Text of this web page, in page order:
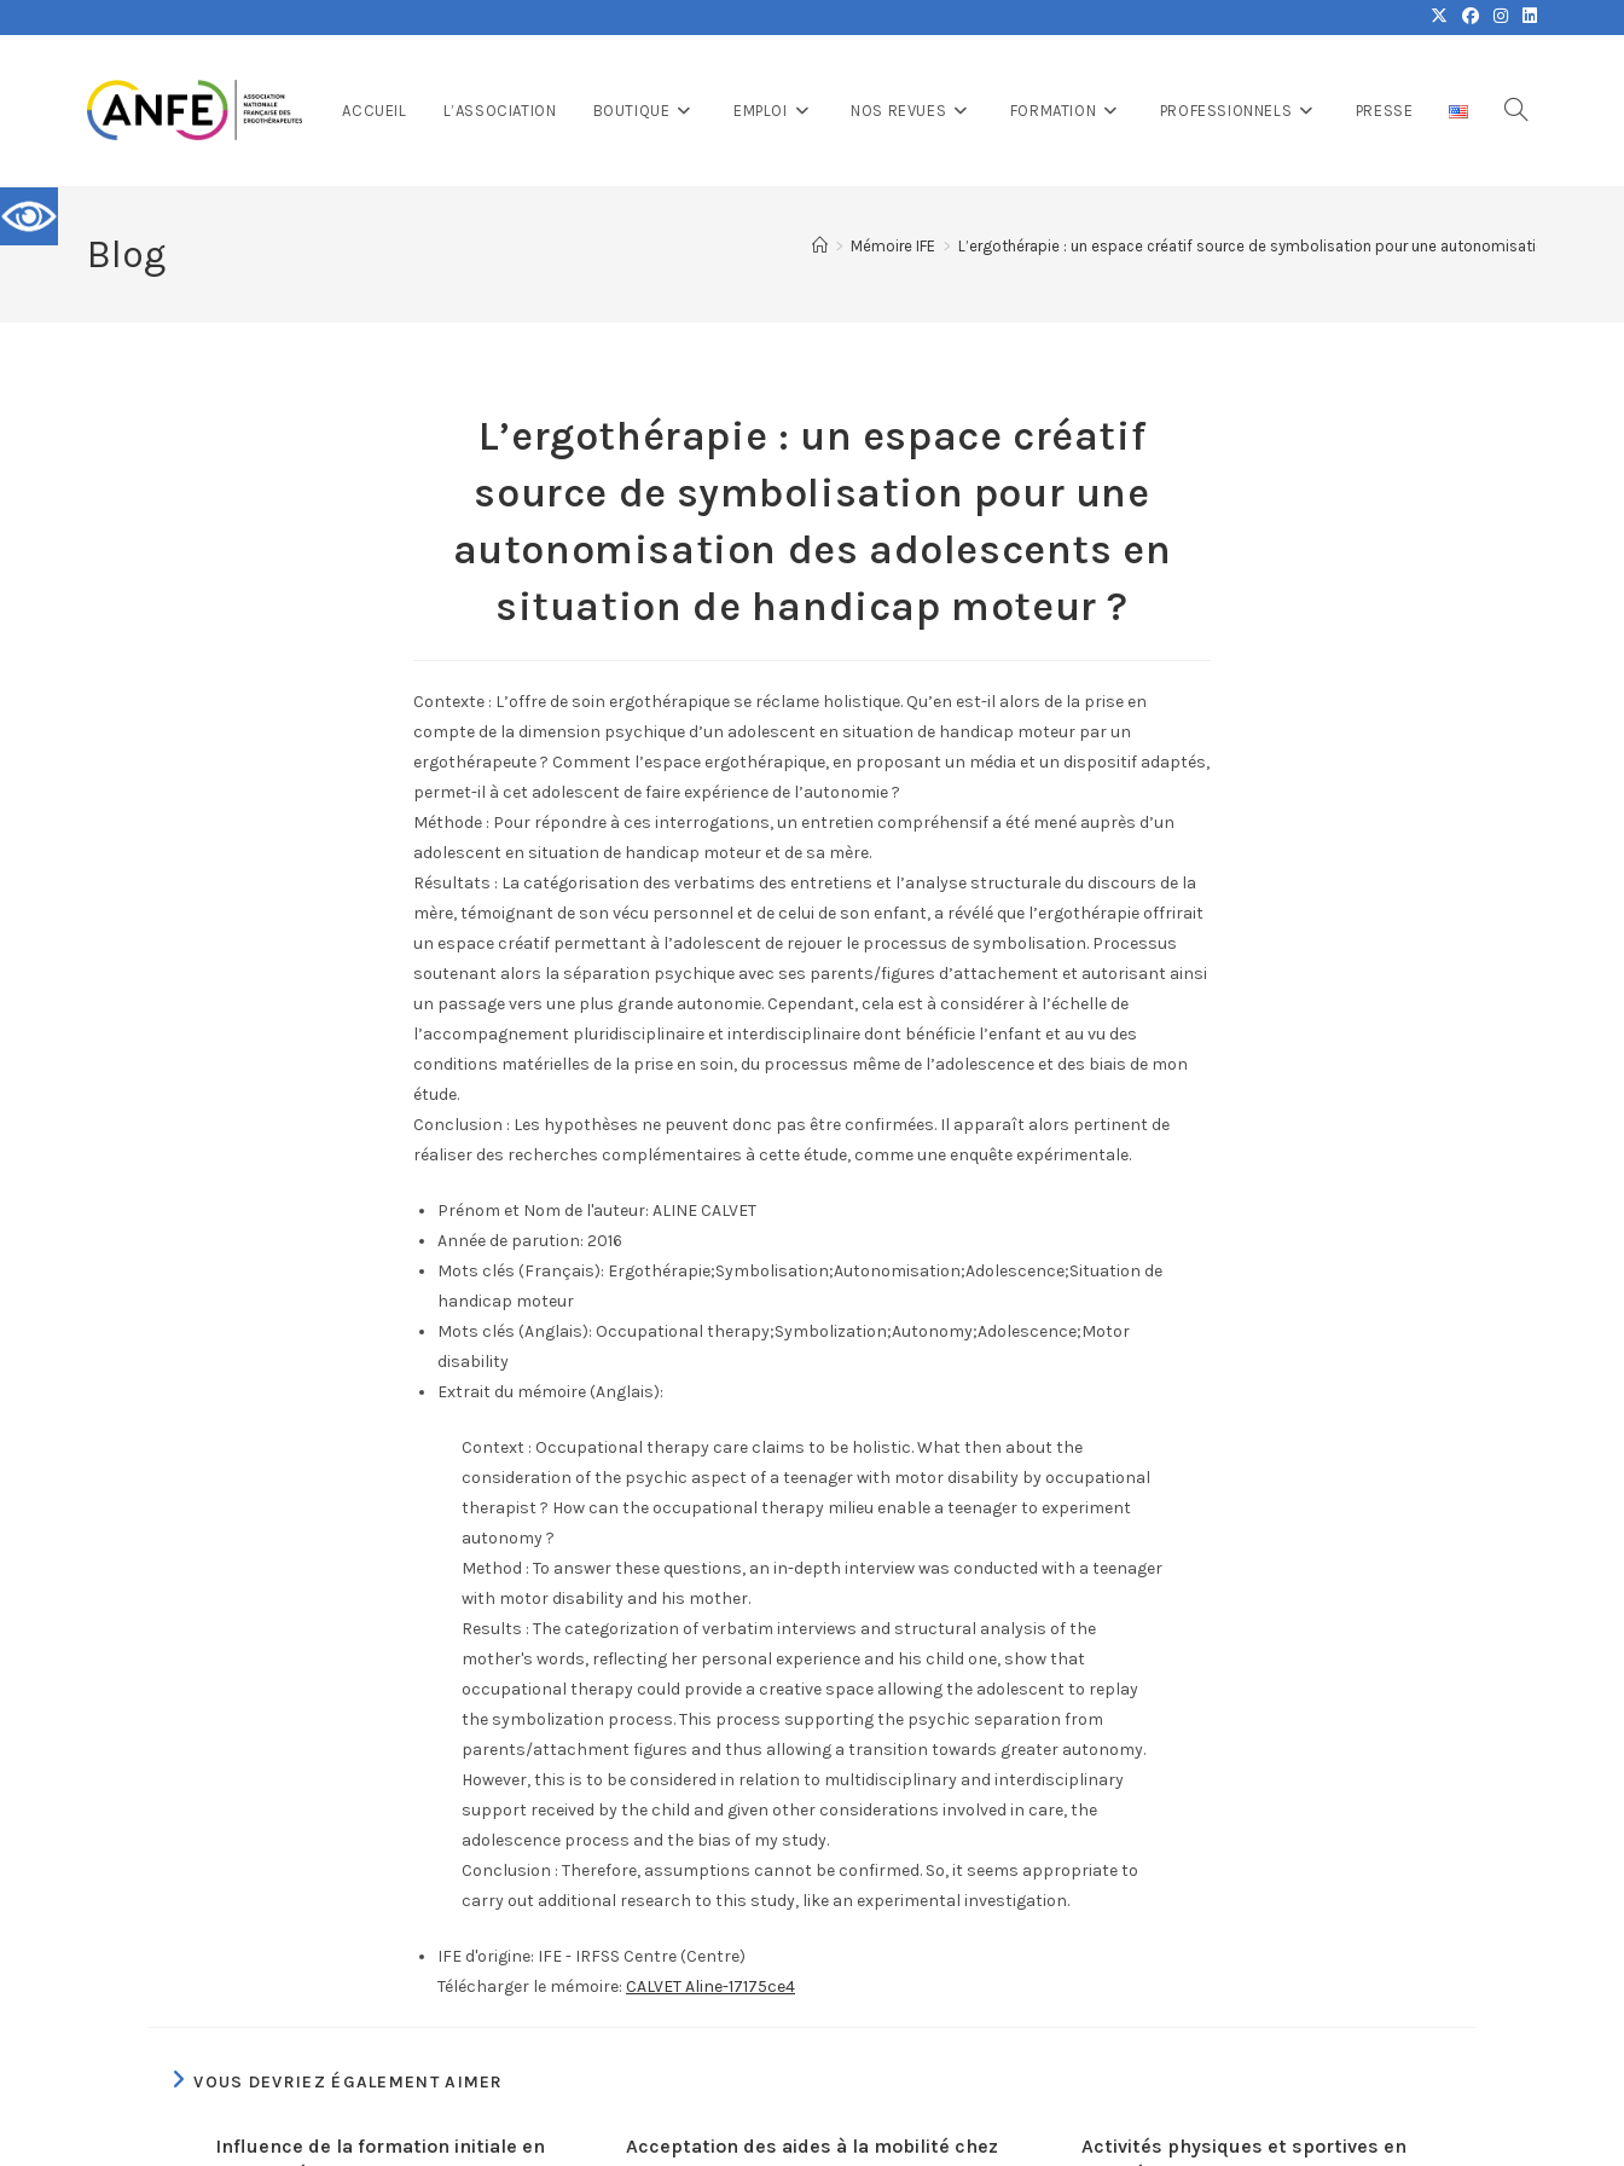
ACCUEIL L’ASSOCIATION BOUTIQUE EMPLOI NOS REVUES FORMATION PROFESSIONNELS PRESSE
Blog > Mémoire IFE > L’ergothérapie : un espace créatif source de symbolisation pour une autonomisation des
L’ergothérapie : un espace créatif
source de symbolisation pour une
autonomisation des adolescents en
situation de handicap moteur ?
Contexte : L’offre de soin ergothérapique se réclame holistique. Qu’en est-il alors de la prise en
compte de la dimension psychique d’un adolescent en situation de handicap moteur par un
ergothérapeute ? Comment l’espace ergothérapique, en proposant un média et un dispositif adaptés,
permet-il à cet adolescent de faire expérience de l’autonomie ?
Méthode : Pour répondre à ces interrogations, un entretien compréhensif a été mené auprès d’un
adolescent en situation de handicap moteur et de sa mère.
Résultats : La catégorisation des verbatims des entretiens et l’analyse structurale du discours de la
mère, témoignant de son vécu personnel et de celui de son enfant, a révélé que l’ergothérapie offrirait
un espace créatif permettant à l’adolescent de rejouer le processus de symbolisation. Processus
soutenant alors la séparation psychique avec ses parents/figures d’attachement et autorisant ainsi
un passage vers une plus grande autonomie. Cependant, cela est à considérer à l’échelle de
l’accompagnement pluridisciplinaire et interdisciplinaire dont bénéficie l’enfant et au vu des
conditions matérielles de la prise en soin, du processus même de l’adolescence et des biais de mon
étude.
Conclusion : Les hypothèses ne peuvent donc pas être confirmées. Il apparaît alors pertinent de
réaliser des recherches complémentaires à cette étude, comme une enquête expérimentale.
Prénom et Nom de l'auteur: ALINE CALVET
Année de parution: 2016
Mots clés (Français): Ergothérapie;Symbolisation;Autonomisation;Adolescence;Situation de
handicap moteur
Mots clés (Anglais): Occupational therapy;Symbolization;Autonomy;Adolescence;Motor
disability
Extrait du mémoire (Anglais):
Context : Occupational therapy care claims to be holistic. What then about the
consideration of the psychic aspect of a teenager with motor disability by occupational
therapist ? How can the occupational therapy milieu enable a teenager to experiment
autonomy ?
Method : To answer these questions, an in-depth interview was conducted with a teenager
with motor disability and his mother.
Results : The categorization of verbatim interviews and structural analysis of the
mother's words, reflecting her personal experience and his child one, show that
occupational therapy could provide a creative space allowing the adolescent to replay
the symbolization process. This process supporting the psychic separation from
parents/attachment figures and thus allowing a transition towards greater autonomy.
However, this is to be considered in relation to multidisciplinary and interdisciplinary
support received by the child and given other considerations involved in care, the
adolescence process and the bias of my study.
Conclusion : Therefore, assumptions cannot be confirmed. So, it seems appropriate to
carry out additional research to this study, like an experimental investigation.
IFE d'origine: IFE - IRFSS Centre (Centre)
Télécharger le mémoire: CALVET Aline-17175ce4
VOUS DEVRIEZ ÉGALEMENT AIMER
Influence de la formation initiale en
Acceptation des aides à la mobilité chez
Activités physiques et sportives en